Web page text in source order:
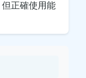
正確使用能